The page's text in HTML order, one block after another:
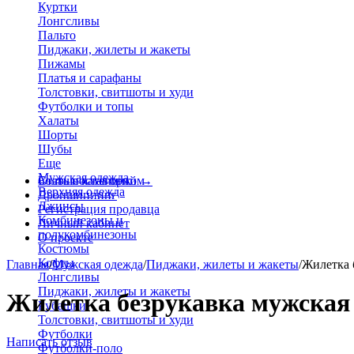
Куртки
Лонгсливы
Пальто
Пиджаки, жилеты и жакеты
Пижамы
Платья и сарафаны
Толстовки, свитшоты и худи
Футболки и топы
Халаты
Шорты
Шубы
Еще
Мужская одежда
Верхняя одежда
Джинсы
Комбинезоны и
полукомбинезоны
Костюмы
Кофты
Лонгсливы
Пиджаки, жилеты и жакеты
Рубашки
Толстовки, свитшоты и худи
Футболки
Футболки-поло
Больше категорий→
Стать поставщиком
Дропшиппинг
Регистрация продавца
Личный кабинет
О проекте
Главная/Мужская одежда/Пиджаки, жилеты и жакеты/Жилетка
Жилетка безрукавка
Написать отзыв